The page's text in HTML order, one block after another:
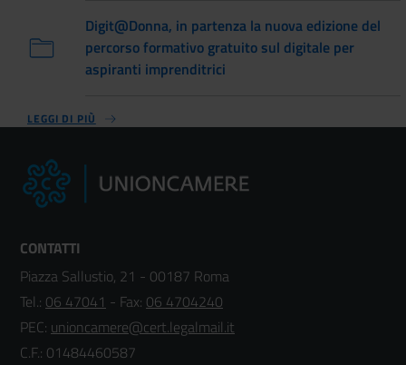
Digit@Donna, in partenza la nuova edizione del
percorso formativo gratuito sul digitale per
aspiranti imprenditrici
LEGGI DI PIÙ
CONTATTI
Piazza Sallustio, 21 - 00187 Roma
Tel.: 06 47041 - Fax: 06 4704240
PEC: unioncamere@cert.legalmail.it
C.F.: 01484460587